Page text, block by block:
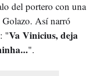
del portero con una
Así narró
"Va Vinicius, deja
".